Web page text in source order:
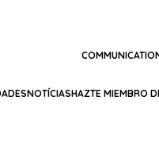
NOTÍCIASHAZTE MIEMBRO